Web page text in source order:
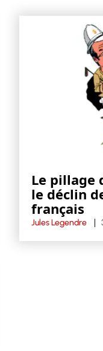
Le pillage
le déclin
français
Jules Legendre